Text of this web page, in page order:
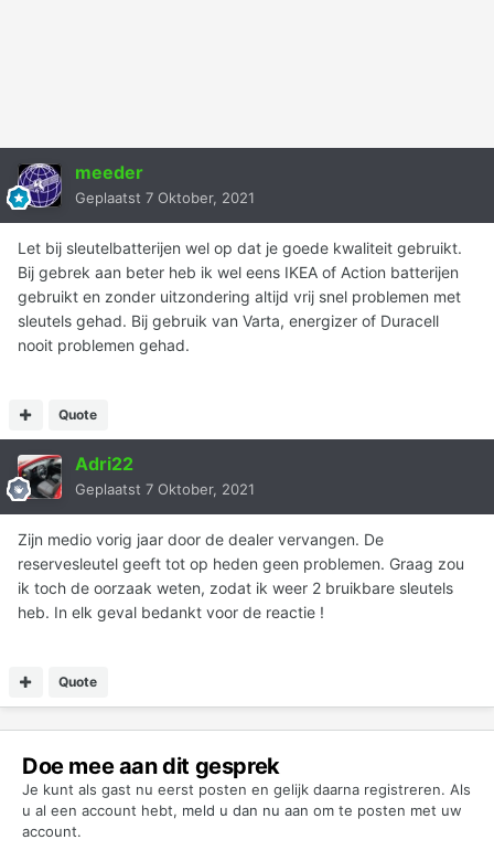
meeder
Geplaatst 7 Oktober, 2021
Let bij sleutelbatterijen wel op dat je goede kwaliteit gebruikt.
Bij gebrek aan beter heb ik wel eens IKEA of Action batterijen
gebruikt en zonder uitzondering altijd vrij snel problemen met
sleutels gehad. Bij gebruik van Varta, energizer of Duracell
nooit problemen gehad.
Quote
Adri22
Geplaatst 7 Oktober, 2021
Zijn medio vorig jaar door de dealer vervangen. De
reservesleutel geeft tot op heden geen problemen. Graag zou
ik toch de oorzaak weten, zodat ik weer 2 bruikbare sleutels
heb. In elk geval bedankt voor de reactie !
Quote
Doe mee aan dit gesprek
Je kunt als gast nu eerst posten en gelijk daarna registreren. Als
u al een account hebt, meld u dan nu aan om te posten met uw
account.